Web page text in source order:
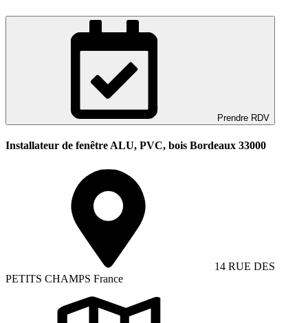
Prendre RDV
Installateur de fenêtre ALU, PVC, bois Bordeaux 33000
14 RUE DES
PETITS CHAMPS France